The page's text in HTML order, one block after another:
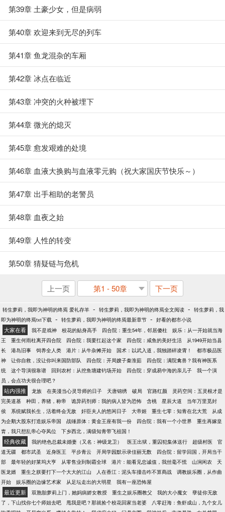
第39章 土豪少女，但是病弱
第40章 欢迎来到无尽的列车
第41章 鱼龙混杂的车厢
第42章 冰点在临近
第43章 冲突的火种被埋下
第44章 微光的熄灭
第45章 愈发艰难的处境
第46章 血液大换购与血液零元购（祝大家国庆节快乐～）
第47章 出手相助的老警员
第48章 血夜之始
第49章 人性的转变
第50章 猜疑链与危机
上一页 第1 - 50章 下一页
转生萝莉，我即为神明的终焉 爱礼存羊 - 转生萝莉，我即为神明的终焉全文阅读 - 转生萝莉，我
即为神明的终焉txt下载 - 转生萝莉，我即为神明的终焉最新章节 - 好看的都市小说
大家在看 我不是戏神 校花的贴身高手 四合院：重生54年，邻居傻柱
娱乐：从一开始就当海
王
重生何雨柱离开四合院 四合院：我要扛起这个家 四合院：咸鱼的美好生活
从1949开始当县
长
港岛旧事 饲养全人类 港片：从牛杂摊开始 国术：以武入道，我独踏碎凌霄！
都市极品医
神
让你自救，没让你叫来国防部队 四合院：开局嫂子秦淮茹
四合院：满院禽兽？我有神医系
统
这个导演很靠谱 回到农村：从挖鱼塘建钓场开始 四合院：穿成易中海的亲儿子
我一个演
员，会点功夫很合理吧？
站内强推 龙族 在美漫当心灵导师的日子 天唐锦绣 破局 官路红颜
灵药空间：五灵根才是
完美道基
种田，养猪，称帝 诡异药剂师：我的病人皆为恐怖 含桃 星辰大道
当年万里觅封
侯
系统赋我长生，活着终会无敌 奸臣夫人的悠闲日子 大帝姬 重生七零：知青在北大荒
从成
为企鹅大股东打造娱乐帝国
战锤原体：黄金王座有我一份 四合院：我有一个小世界
重生再嫁皇
胄，我只想乱帝心夺凤位
下乡西北，满级知青带飞祖国！
经典收藏 我的绝色总裁未婚妻（又名：神级龙卫） 医王出狱，重囚犯集体送行 超级村医
官
道无疆
都市武圣 近身医王 平步青云 开局学园默示录佳丽无数
四合院：留学回国，开局当干
部
最年轻的好莱坞大亨 从零售业到制霸全球 港片：能看见忠诚值，我丝毫不慌 山涧闲农
天
医龙婿
重生之朕要打下一个大大的江山 人在香江：泥头车撞击咋不算商战
调教娱乐圈，从作曲
开始
娱乐圈的边缘艺术家 从足坛走出的大明星 我有一座恐怖屋
最近更新 双胞胎萝莉上门，她妈病娇女教授 重生之娱乐圈教父 我的大小魔女
孽徒你无敌
了，下山找你七个师姐去吧
甩我是吧？那就捡个校花回家当老婆
八零赶海：鱼虾成山，九个女儿